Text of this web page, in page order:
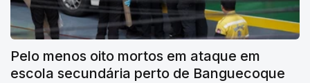
Pelo menos oito mortos em ataque em
escola secundária perto de Banguecoque